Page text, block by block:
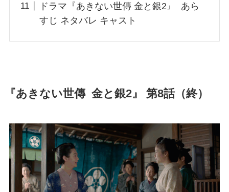
ドラマ『あきない世傳 金と銀2』 あら
すじ ネタバレ キャスト
『あきない世傳 金と銀2』 第8話（終）